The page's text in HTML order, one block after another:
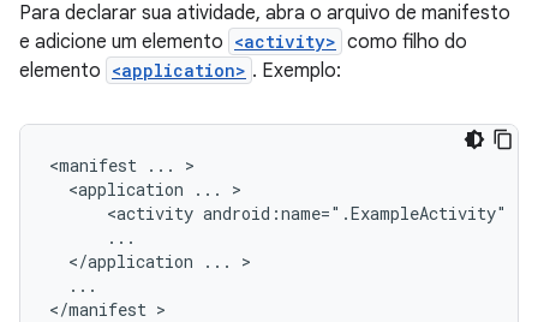
Para declarar sua atividade, abra o arquivo de manifesto
e adicione um elemento <activity> como filho do
elemento <application> . Exemplo:
<manifest ...
<application
...
<activity android:name=".ExampleActivity"
</application
...
...
</manifest